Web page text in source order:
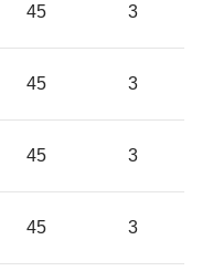
45 3
45 3
45 3
45 3